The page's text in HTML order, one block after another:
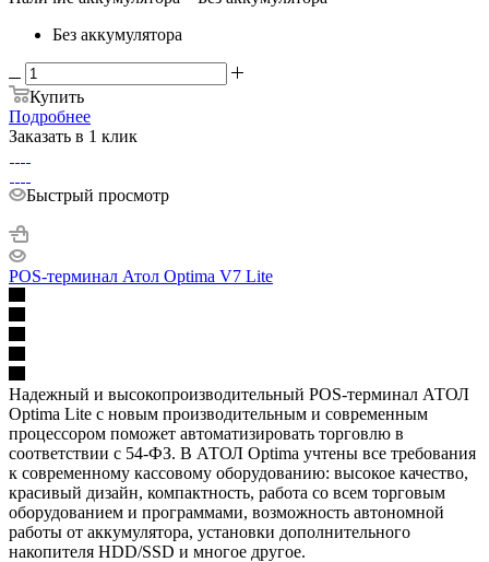
Без аккумулятора
Купить
Подробнее
Заказать в 1 клик
Быстрый просмотр
POS-терминал Атол Optima V7 Lite
Надежный и высокопроизводительный POS-терминал АТОЛ
Optima Lite с новым производительным и современным
процессором поможет автоматизировать торговлю в
соответствии с 54-ФЗ. В АТОЛ Optima учтены все требования
к современному кассовому оборудованию: высокое качество,
красивый дизайн, компактность, работа со всем торговым
оборудованием и программами, возможность автономной
работы от аккумулятора, установки дополнительного
накопителя HDD/SSD и многое другое.